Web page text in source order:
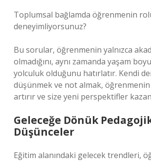
Toplumsal bağlamda öğrenmenin
deneyimliyorsunuz?
Bu sorular, öğrenmenin yalnızca
olmadığını, aynı zamanda yaşam
yolculuk olduğunu hatırlatır. Kendi
düşünmek ve not almak,
artırır ve size yeni perspektifler
Geleceğe Dönük
Düşünceler
Eğitim alanındaki gelecek trendleri,